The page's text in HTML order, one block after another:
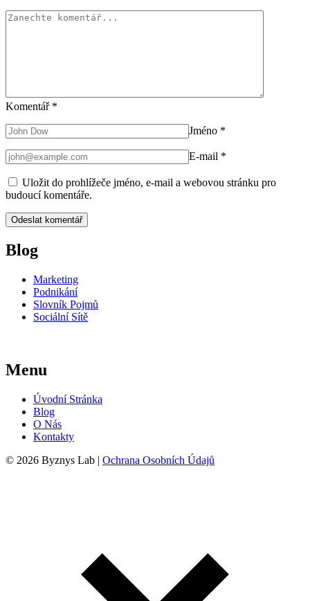
Komentář *
Jméno *
E-mail *
Uložit do prohlížeče jméno, e-mail a webovou stránku pro
budoucí komentáře.
Blog
Marketing
Podnikání
Slovník Pojmů
Sociální Sítě
Menu
Úvodní Stránka
Blog
O Nás
Kontakty
© 2026 Byznys Lab | Ochrana Osobních Údajů